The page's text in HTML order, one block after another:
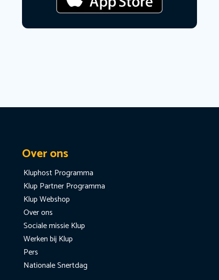
Over ons
Kluphost Programma
Klup Partner Programma
Klup Webshop
Over ons
Sociale missie Klup
Werken bij Klup
Pers
Nationale Snertdag